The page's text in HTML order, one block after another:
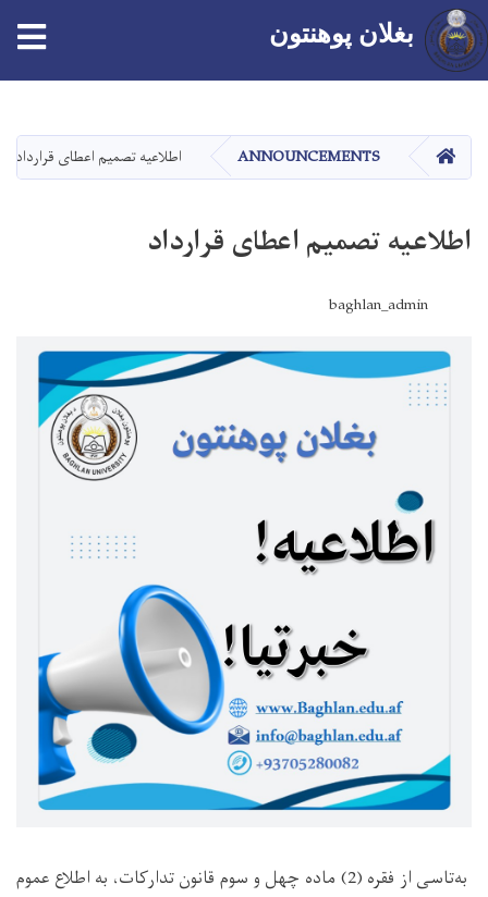
دانګل
بغلان پوهنتون
کور ANNOUNCEMENTS اطلاعیه تصمیم اعطای قرارداد
اطلاعیه تصمیم اعطای قرارداد
baghlan_admin
به‌تاسی از فقره (2) ماده چهل و سوم قانون تدارکات، به اطلاع عموم